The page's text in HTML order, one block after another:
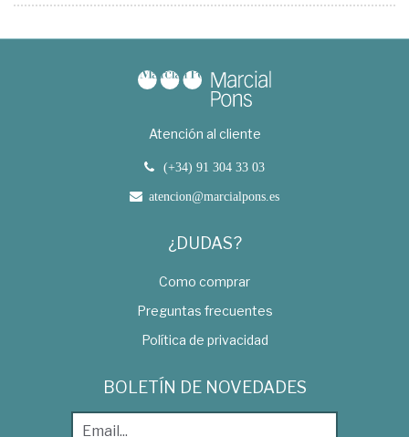
Atención al cliente
(+34) 91 304 33 03
atencion@marcialpons.es
¿DUDAS?
Como comprar
Preguntas frecuentes
Política de privacidad
BOLETÍN DE NOVEDADES